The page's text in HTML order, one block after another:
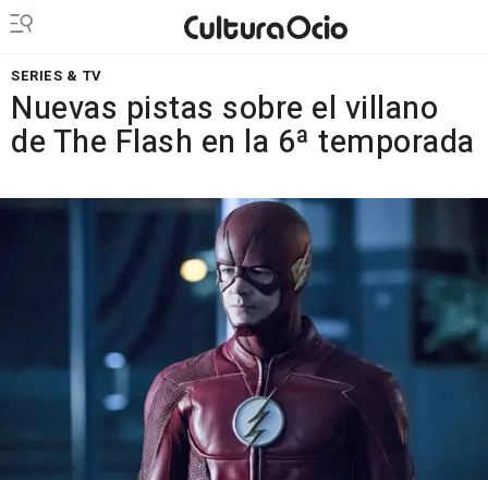
SERIES & TV
Nuevas pistas sobre el villano
de The Flash en la 6ª temporada